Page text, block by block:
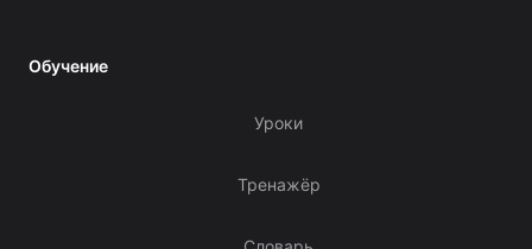
Обучение
Уроки
Тренажёр